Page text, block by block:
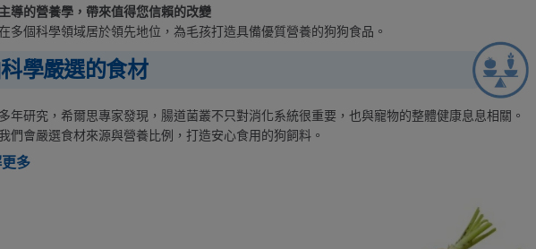
導的營養學，帶來值得您信賴的改變
多個科學領域居於領先地位，為毛孩打造具備優質營養的狗狗食品。
學嚴選的食材
年研究，希爾思專家發現，腸道菌叢不只對消化系統很重要，也與寵物的整體健康息息相關。
們會嚴選食材來源與營養比例，打造安心食用的狗飼料。
多